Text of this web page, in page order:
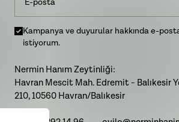
Kampanya ve duyurular hakkında e-
istiyorum.
Nermin Hanım Zeytinliği:
Havran Mescit Mah. Edremit - Balıkesir
210, 10560 Havran/Balıkesir